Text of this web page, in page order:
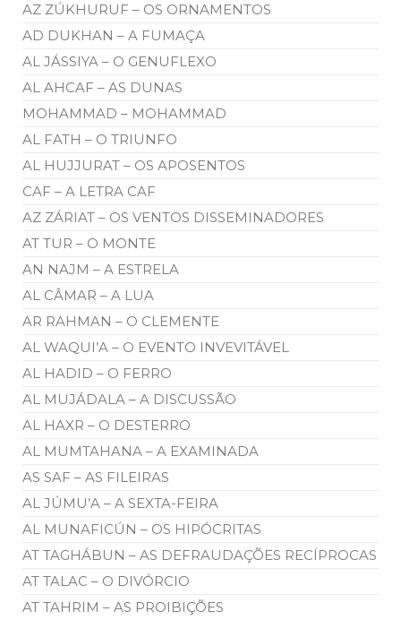
AZ ZÚKHURUF – OS ORNAMENTOS
AD DUKHAN – A FUMAÇA
AL JÁSSIYA – O GENUFLEXO
AL AHCAF – AS DUNAS
MOHAMMAD – MOHAMMAD
AL FATH – O TRIUNFO
AL HUJJURAT – OS APOSENTOS
CAF – A LETRA CAF
AZ ZÁRIAT – OS VENTOS DISSEMINADORES
AT TUR – O MONTE
AN NAJM – A ESTRELA
AL CÂMAR – A LUA
AR RAHMAN – O CLEMENTE
AL WAQUI’A – O EVENTO INVEVITÁVEL
AL HADID – O FERRO
AL MUJÁDALA – A DISCUSSÃO
AL HAXR – O DESTERRO
AL MUMTAHANA – A EXAMINADA
AS SAF – AS FILEIRAS
AL JÚMU’A – A SEXTA-FEIRA
AL MUNAFICÚN – OS HIPÓCRITAS
AT TAGHÁBUN – AS DEFRAUDAÇÕES RECÍPROCAS
AT TALAC – O DIVÓRCIO
AT TAHRIM – AS PROIBIÇÕES